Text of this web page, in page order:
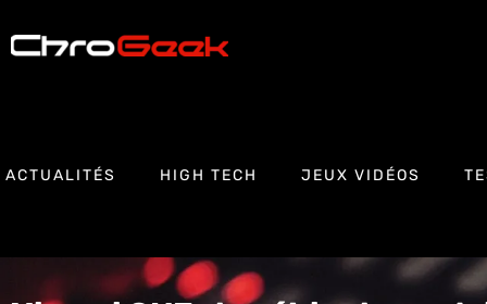
ACTUALITÉS HIGH TECH JEUX VIDÉOS